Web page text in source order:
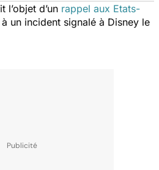
l’objet d’un rappel aux Etats-
à un incident signalé à Disney le